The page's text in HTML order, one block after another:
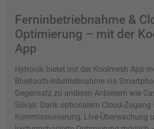
Ferninbetriebnahme &
Optimierung – mit der
App
Hytronik bietet mit der Koolmesh App
Bluetooth-Inbetriebnahme via
Gegensatz zu anderen Anbietern wie
Silvair. Dank optionalem Cloud-Zugang
Kommissionierung, Live-Überwachung